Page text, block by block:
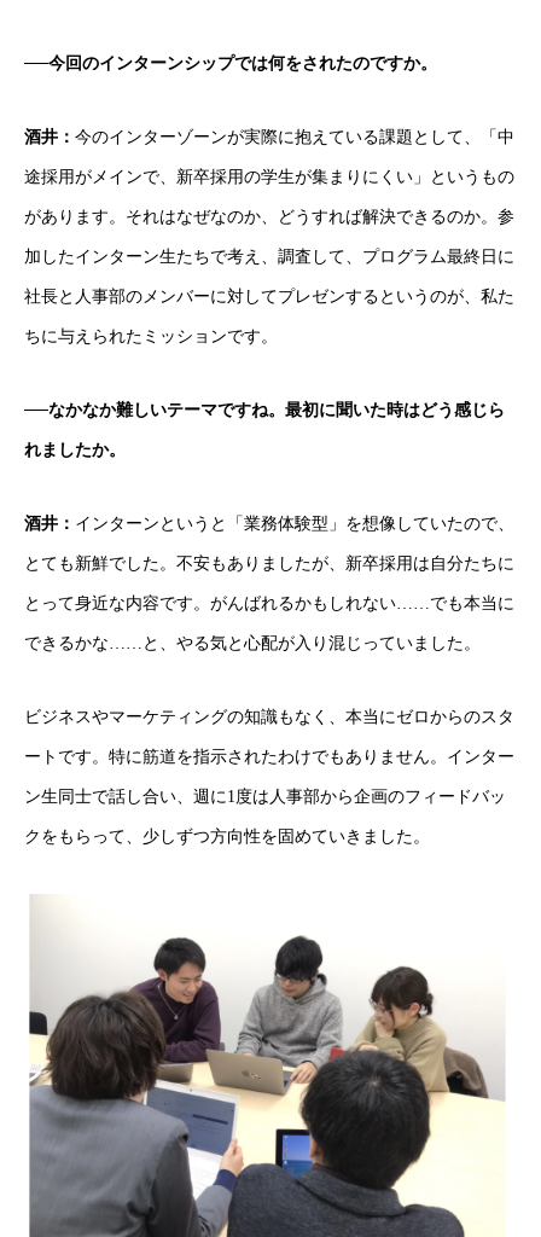
──今回のインターンシップでは何をされたのですか。
酒井： 今のインターゾーンが実際に抱えている課題として、「中
途採用がメインで、新卒採用の学生が集まりにくい」というもの
があります。それはなぜなのか、どうすれば解決できるのか。参
加したインターン生たちで考え、調査して、プログラム最終日に
社長と人事部のメンバーに対してプレゼンするというのが、私た
ちに与えられたミッションです。
──なかなか難しいテーマですね。最初に聞いた時はどう感じら
れましたか。
酒井： インターンというと「業務体験型」を想像していたので、
とても新鮮でした。不安もありましたが、新卒採用は自分たちに
とって身近な内容です。がんばれるかもしれない……でも本当に
できるかな……と、やる気と心配が入り混じっていました。
ビジネスやマーケティングの知識もなく、本当にゼロからのスタ
ートです。特に筋道を指示されたわけでもありません。インター
ン生同士で話し合い、週に1度は人事部から企画のフィードバッ
クをもらって、少しずつ方向性を固めていきました。